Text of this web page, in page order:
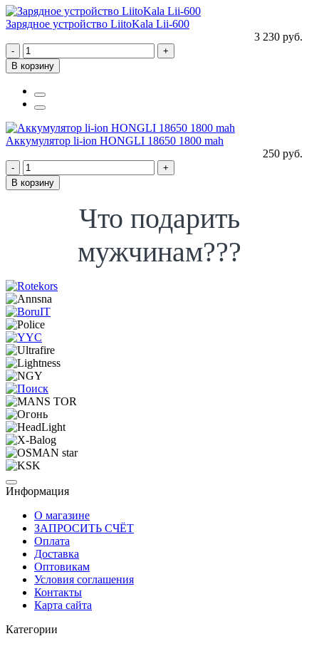
Зарядное устройство LiitoKala Lii-600
3 230 руб.
-
+
В корзину
Аккумулятор li-ion HONGLI 18650 1800 mah
250 руб.
-
+
В корзину
Что подарить
мужчинам???
Информация
О магазине
ЗАПРОСИТЬ СЧЁТ
Оплата
Доставка
Оптовикам
Условия соглашения
Контакты
Карта сайта
Категории